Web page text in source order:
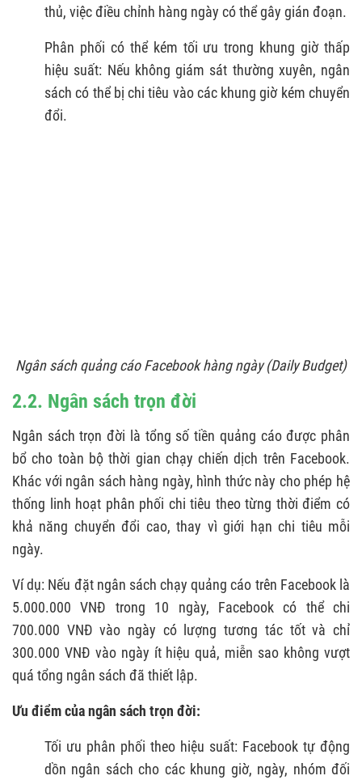
thủ, việc điều chỉnh hàng ngày có thể gây gián đoạn.
Phân phối có thể kém tối ưu trong khung giờ thấp
hiệu suất: Nếu không giám sát thường xuyên, ngân
sách có thể bị chi tiêu vào các khung giờ kém chuyển
đổi.
Ngân sách quảng cáo Facebook hàng ngày (Daily Budget)
2.2. Ngân sách trọn đời
Ngân sách trọn đời là tổng số tiền quảng cáo được phân
bổ cho toàn bộ thời gian chạy chiến dịch trên Facebook.
Khác với ngân sách hàng ngày, hình thức này cho phép hệ
thống linh hoạt phân phối chi tiêu theo từng thời điểm có
khả năng chuyển đổi cao, thay vì giới hạn chi tiêu mỗi
ngày.
Ví dụ: Nếu đặt ngân sách chạy quảng cáo trên Facebook là
5.000.000 VNĐ trong 10 ngày, Facebook có thể chi
700.000 VNĐ vào ngày có lượng tương tác tốt và chỉ
300.000 VNĐ vào ngày ít hiệu quả, miễn sao không vượt
quá tổng ngân sách đã thiết lập.
Ưu điểm của ngân sách trọn đời:
Tối ưu phân phối theo hiệu suất: Facebook tự động
dồn ngân sách cho các khung giờ, ngày, nhóm đối